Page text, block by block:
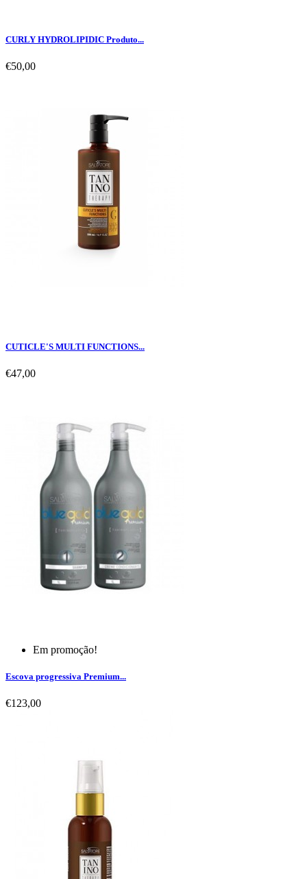
CURLY HYDROLIPIDIC Produto...
€50,00
CUTICLE'S MULTI FUNCTIONS...
€47,00
Em promoção!
Escova progressiva Premium...
€123,00